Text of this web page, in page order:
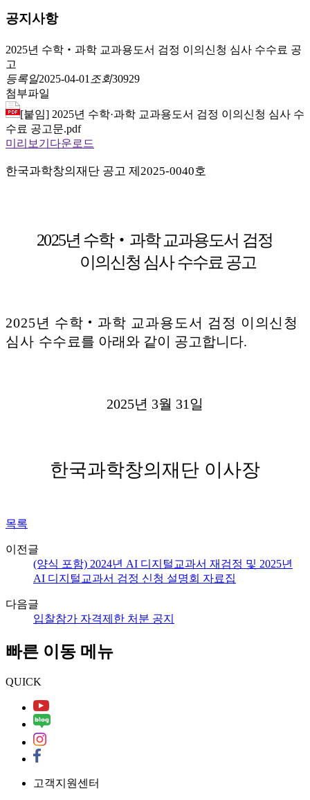
공지사항
2025년 수학‧과학 교과용도서 검정 이의신청 심사 수수료 공
고
등록일2025-04-01 조회30929
첨부파일
[붙임] 2025년 수학·과학 교과용도서 검정 이의신청 심사 수
수료 공고문.pdf
미리보기 다운로드
한국과학창의재단 공고 제 2025-0040호
2025년 수학‧ 과학 교과용도서 검정
이의신청 심사 수수료 공고
2025년 수학 ‧ 과학 교과용도서 검정 이의신청
심사 수수료를 아래와 같이 공고합니다.
2025년 3월 31일
한국과학창의재단 이사장
목록
이전글
(양식 포함) 2024년 AI 디지털교과서 재검정 및 2025년
AI 디지털교과서 검정 신청 설명회 자료집
다음글
입찰참가 자격제한 처분 공지
빠른 이동 메뉴
QUICK
고객지원센터